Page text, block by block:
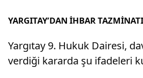
YARGITAY’DAN İHBAR
Yargıtay 9. Hukuk Dairesi,
verdiği kararda şu ifadeleri